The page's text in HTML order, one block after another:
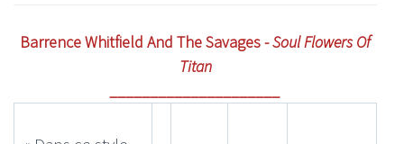
Barrence Whitfield And The Savages -Soul Flowers Of
Titan